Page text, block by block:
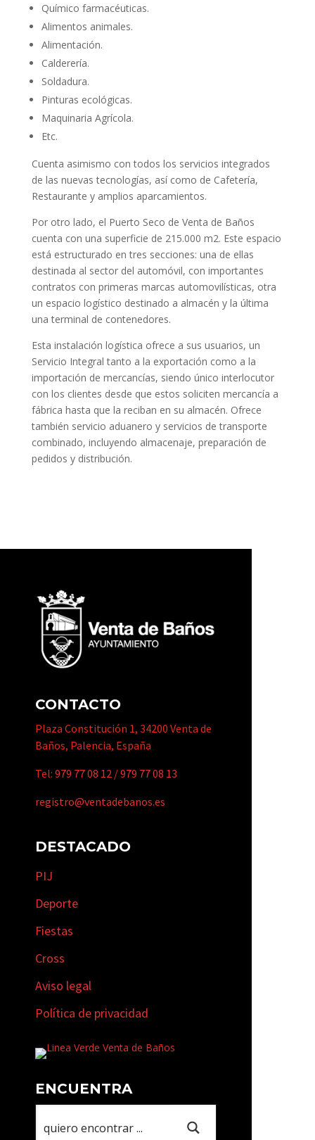
Químico farmacéuticas.
Alimentos animales.
Alimentación.
Calderería.
Soldadura.
Pinturas ecológicas.
Maquinaria Agrícola.
Etc.
Cuenta asimismo con todos los servicios integrados
de las nuevas tecnologías, así como de Cafetería,
Restaurante y amplios aparcamientos.
Por otro lado, el Puerto Seco de Venta de Baños
cuenta con una superficie de 215.000 m2. Este espacio
está estructurado en tres secciones: una de ellas
destinada al sector del automóvil, con importantes
contratos con primeras marcas automovilísticas, otra
un espacio logístico destinado a almacén y la última
una terminal de contenedores.
Esta instalación logística ofrece a sus usuarios, un
Servicio Integral tanto a la exportación como a la
importación de mercancías, siendo único interlocutor
con los clientes desde que estos soliciten mercancía a
fábrica hasta que la reciban en su almacén. Ofrece
también servicio aduanero y servicios de transporte
combinado, incluyendo almacenaje, preparación de
pedidos y distribución.
CONTACTO
Plaza Constitución 1, 34200 Venta de
Baños, Palencia, España
Tel: 979 77 08 12 /979 77 08 13
registro@ventadebanos.es
DESTACADO
PIJ
Deporte
Fiestas
Cross
Aviso legal
Política de privacidad
ENCUENTRA